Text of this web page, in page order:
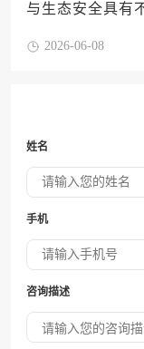
与生态安全具有
2026-06-08
姓名
手机
咨询描述